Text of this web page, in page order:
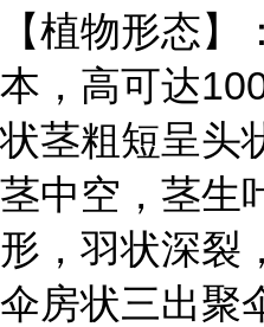
【植物形态
本，高可达
状茎粗短呈头
茎中空，茎生
形，羽状深裂
伞房状三出聚